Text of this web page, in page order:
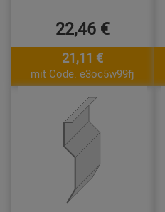
22,46 €
21,11 €
mit Code: e3oc5w99fj